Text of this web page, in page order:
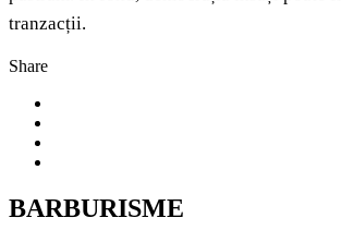
tranzacții.
Share
BARBURISME